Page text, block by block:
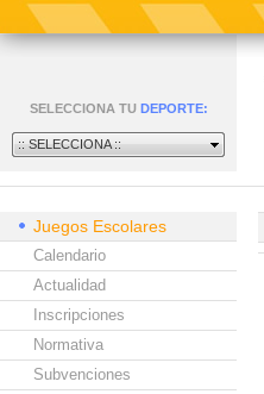
SELECCIONA TU DEPORTE:
:: SELECCIONA ::
Juegos Escolares
Calendario
Actualidad
Inscripciones
Normativa
Subvenciones